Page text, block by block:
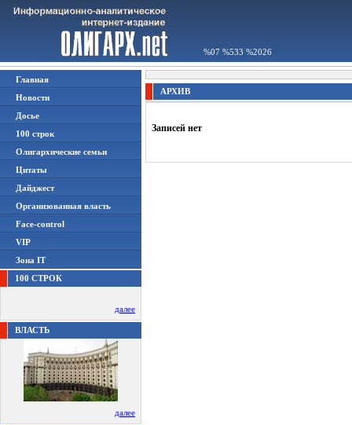
%07 %533 %2026
Главная
Новости
Досье
100 строк
Олигархические семьи
Цитаты
Дайджест
Организованная власть
Face-control
VIP
Зона IT
100 СТРОК
далее
ВЛАСТЬ
далее
АРХИВ
Записей нет